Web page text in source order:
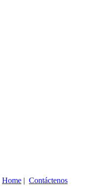
Home | Contáctenos